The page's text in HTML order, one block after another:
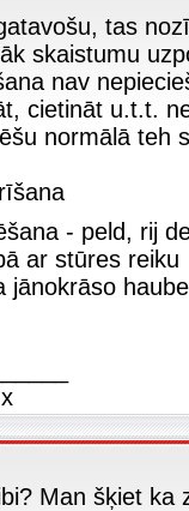
tas
skaistumu
nav
cietināt u.t.t.
normālā teh
- peld, rij
ar stūres reiku
jānokrāso haube
Man šķiet